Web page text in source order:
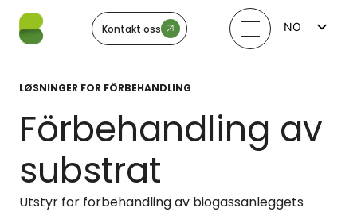
Kontakt oss
NO
SV
LØSNINGER FOR FÖRBEHANDLING
Förbehandling av
substrat
Utstyr for forbehandling av biogassanleggets